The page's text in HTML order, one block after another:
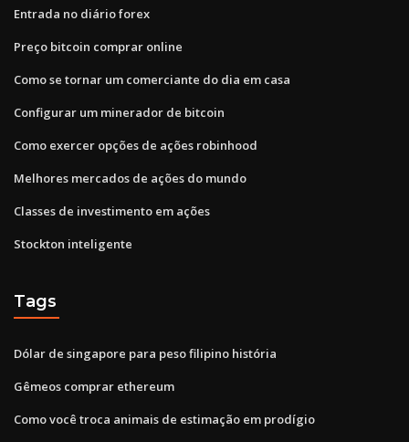
Entrada no diário forex
Preço bitcoin comprar online
Como se tornar um comerciante do dia em casa
Configurar um minerador de bitcoin
Como exercer opções de ações robinhood
Melhores mercados de ações do mundo
Classes de investimento em ações
Stockton inteligente
Tags
Dólar de singapore para peso filipino história
Gêmeos comprar ethereum
Como você troca animais de estimação em prodígio